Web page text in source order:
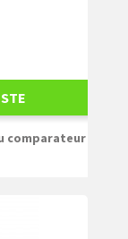
comparateur